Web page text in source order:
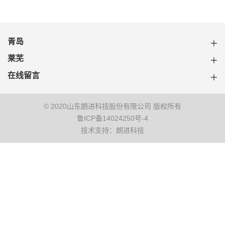
青岛
莱芜
在线留言
© 2020山东朗进科技股份有限公司 版权所有
鲁ICP备14024250号-4
技术支持：朗进科技